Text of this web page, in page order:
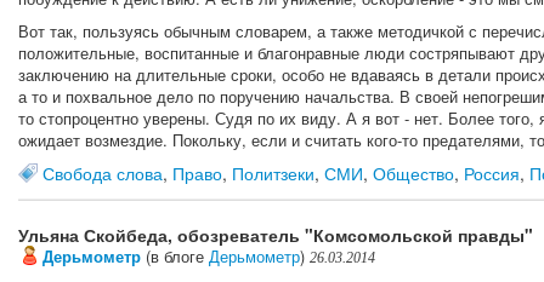
Вот так, пользуясь обычным словарем, а также методичкой с
положительные, воспитанные и благонравные люди состряпывают
заключению на длительные сроки, особо не вдаваясь в детали
а то и похвальное дело по поручению начальства. В своей
то стопроцентно уверены. Судя по их виду. А я вот - нет. Более
ожидает возмездие. Покольку, если и считать кого-то предателями,
Свобода слова, Право, Политзеки, СМИ, Общество, Россия,
Ульяна Скойбеда, обозреватель "Комсомольской правды"
Дерьмометр (в блоге Дерьмометр) 26.03.2014